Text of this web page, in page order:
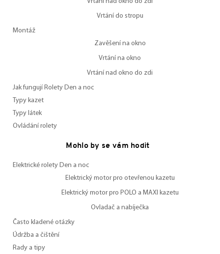
Vrtání do stropu
Montáž
Zavěšení na okno
Vrtání na okno
Vrtání nad okno do zdi
Jak fungují Rolety Den a noc
Typy kazet
Typy látek
Ovládání rolety
Mohlo by se vám hodit
Elektrické rolety Den a noc
Elektrický motor pro otevřenou kazetu
Elektrický motor pro POLO a MAXI kazetu
Ovladač a nabíječka
Často kladené otázky
Údržba a čištění
Rady a tipy